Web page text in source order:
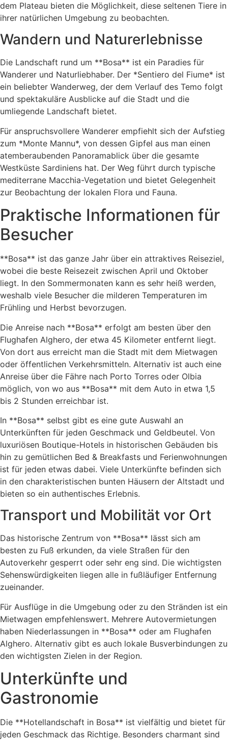
dem Plateau bieten die Möglichkeit, diese seltenen Tiere in
ihrer natürlichen Umgebung zu beobachten.
Wandern und Naturerlebnisse
Die Landschaft rund um **Bosa** ist ein Paradies für
Wanderer und Naturliebhaber. Der *Sentiero del Fiume* ist
ein beliebter Wanderweg, der dem Verlauf des Temo folgt
und spektakuläre Ausblicke auf die Stadt und die
umliegende Landschaft bietet.
Für anspruchsvollere Wanderer empfiehlt sich der Aufstieg
zum *Monte Mannu*, von dessen Gipfel aus man einen
atemberaubenden Panoramablick über die gesamte
Westküste Sardiniens hat. Der Weg führt durch typische
mediterrane Macchia-Vegetation und bietet Gelegenheit
zur Beobachtung der lokalen Flora und Fauna.
Praktische Informationen für
Besucher
**Bosa** ist das ganze Jahr über ein attraktives Reiseziel,
wobei die beste Reisezeit zwischen April und Oktober
liegt. In den Sommermonaten kann es sehr heiß werden,
weshalb viele Besucher die milderen Temperaturen im
Frühling und Herbst bevorzugen.
Die Anreise nach **Bosa** erfolgt am besten über den
Flughafen Alghero, der etwa 45 Kilometer entfernt liegt.
Von dort aus erreicht man die Stadt mit dem Mietwagen
oder öffentlichen Verkehrsmitteln. Alternativ ist auch eine
Anreise über die Fähre nach Porto Torres oder Olbia
möglich, von wo aus **Bosa** mit dem Auto in etwa 1,5
bis 2 Stunden erreichbar ist.
In **Bosa** selbst gibt es eine gute Auswahl an
Unterkünften für jeden Geschmack und Geldbeutel. Von
luxuriösen Boutique-Hotels in historischen Gebäuden bis
hin zu gemütlichen Bed & Breakfasts und Ferienwohnungen
ist für jeden etwas dabei. Viele Unterkünfte befinden sich
in den charakteristischen bunten Häusern der Altstadt und
bieten so ein authentisches Erlebnis.
Transport und Mobilität vor Ort
Das historische Zentrum von **Bosa** lässt sich am
besten zu Fuß erkunden, da viele Straßen für den
Autoverkehr gesperrt oder sehr eng sind. Die wichtigsten
Sehenswürdigkeiten liegen alle in fußläufiger Entfernung
zueinander.
Für Ausflüge in die Umgebung oder zu den Stränden ist ein
Mietwagen empfehlenswert. Mehrere Autovermietungen
haben Niederlassungen in **Bosa** oder am Flughafen
Alghero. Alternativ gibt es auch lokale Busverbindungen zu
den wichtigsten Zielen in der Region.
Unterkünfte und
Gastronomie
Die **Hotellandschaft in Bosa** ist vielfältig und bietet für
jeden Geschmack das Richtige. Besonders charmant sind